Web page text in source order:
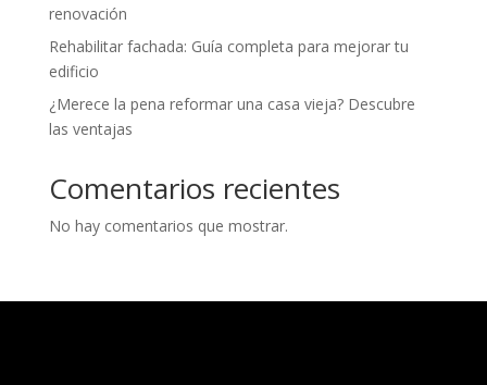
renovación
Rehabilitar fachada: Guía completa para mejorar tu
edificio
¿Merece la pena reformar una casa vieja? Descubre
las ventajas
Comentarios recientes
No hay comentarios que mostrar.